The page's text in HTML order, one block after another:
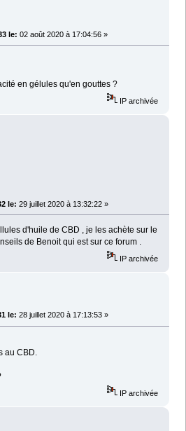
le: 02 août 2020 à 17:04:56 »
en gélules qu'en gouttes ?
IP archivée
le: 29 juillet 2020 à 13:32:22 »
d'huile de CBD , je les achète sur le
de Benoit qui est sur ce forum .
IP archivée
le: 28 juillet 2020 à 17:13:53 »
au CBD.
IP archivée